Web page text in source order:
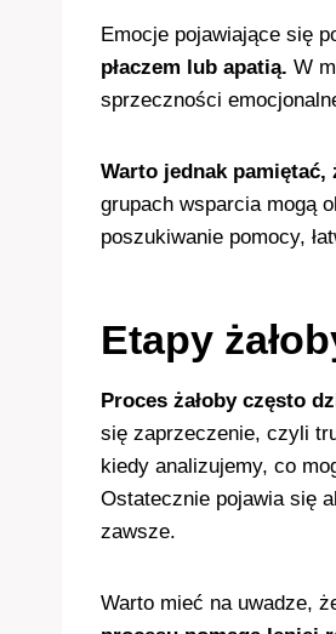
Emocje pojawiające się
płaczem lub apatią. W
sprzeczności
Warto jednak pamiętać,
grupach wsparcia mogą
poszukiwanie pomocy,
Etapy
Proces żałoby często
się zaprzeczenie, czyli
kiedy analizujemy, co
Ostatecznie pojawia się
zawsze.
Warto mieć na uwadze,